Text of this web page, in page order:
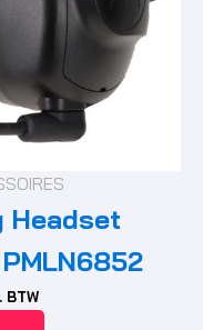
Headset
BTW